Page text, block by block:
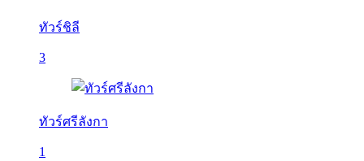
ทัวร์ชิลี
3
ทัวร์ศรีลังกา
1